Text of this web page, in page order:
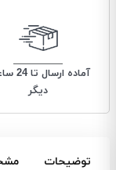
آماده
دیگر
توضیحات